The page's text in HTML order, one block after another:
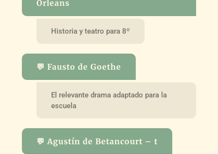
Orleans
Historia y teatro para 8º
💬 Fausto de Goethe
El relevante drama adaptado para la
escuela
💬 Agustín de Betancourt – t